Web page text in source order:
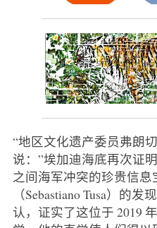
“地区文化遗产委员弗朗
说：”埃加迪海底再次证
之间海军冲突的珍贵信
（Sebastiano Tusa）的
认，证实了这位于 2019